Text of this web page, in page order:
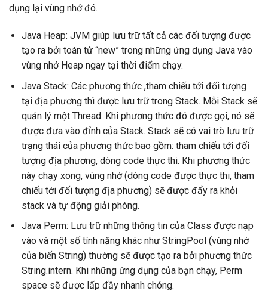
dụng lại vùng nhớ đó.
Java Heap: JVM giúp lưu trữ tất cả các đối tượng được
tạo ra bởi toán tử “new” trong những ứng dụng Java vào
vùng nhớ Heap ngay tại thời điểm chạy.
Java Stack: Các phương thức ,tham chiếu tới đối tượng
tại địa phương thì được lưu trữ trong Stack. Mỗi Stack sẽ
quản lý một Thread. Khi phương thức đó được gọi, nó sẽ
được đưa vào đỉnh của Stack. Stack sẽ có vai trò lưu trữ
trạng thái của phương thức bao gồm: tham chiếu tới đối
tượng địa phương, dòng code thực thi. Khi phương thức
này chạy xong, vùng nhớ (dòng code được thực thi, tham
chiếu tới đối tượng địa phương) sẽ được đẩy ra khỏi
stack và tự động giải phóng.
Java Perm: Lưu trữ những thông tin của Class được nạp
vào và một số tính năng khác như StringPool (vùng nhớ
của biến String) thường sẽ được tạo ra bởi phương thức
String.intern. Khi những ứng dụng của bạn chạy, Perm
space sẽ được lấp đầy nhanh chóng.